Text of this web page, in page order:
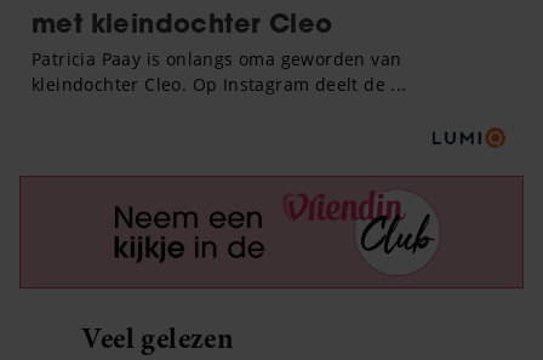
Veel gelezen